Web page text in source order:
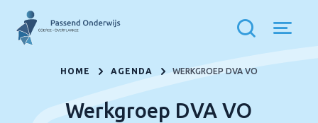
HOME AGENDA WERKGROEP DVA VO
Werkgroep DVA VO